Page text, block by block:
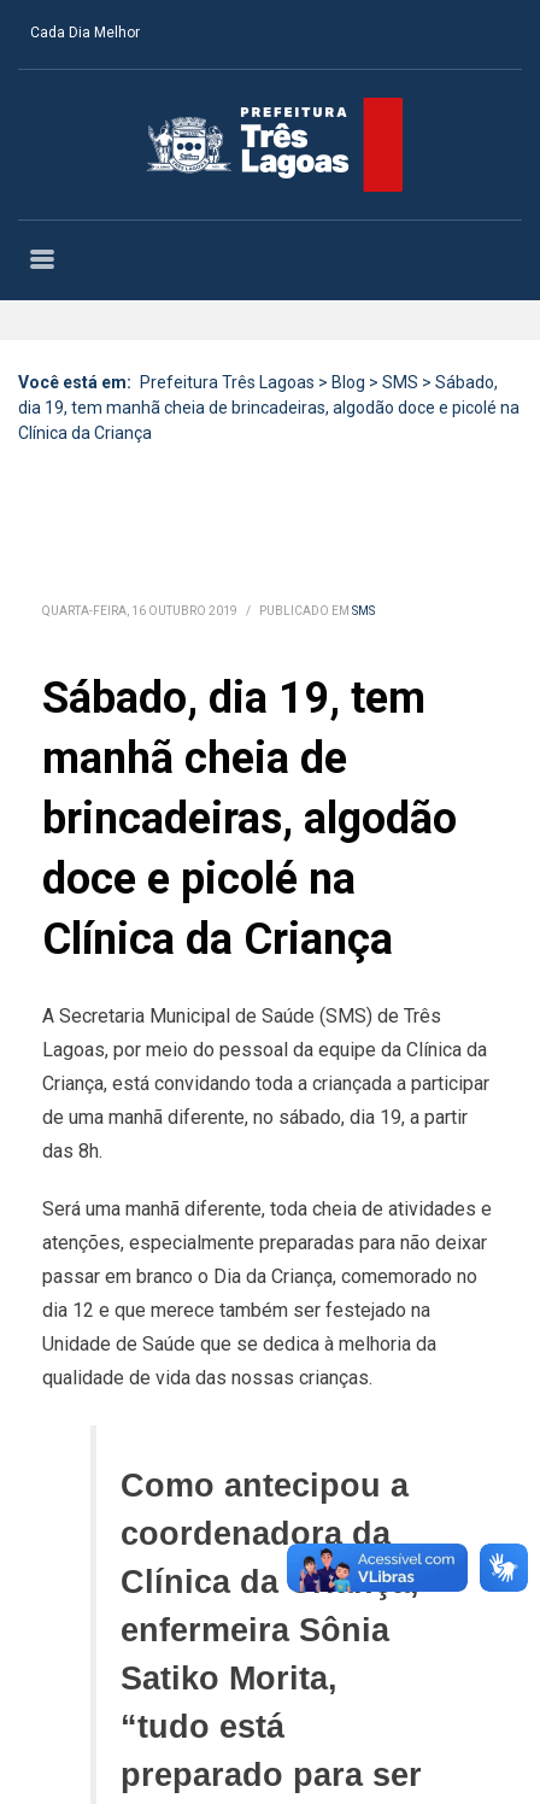
Cada Dia Melhor
Você está em: Prefeitura Três Lagoas > Blog > SMS > Sábado,
dia 19, tem manhã cheia de brincadeiras, algodão doce e picolé na
Clínica da Criança
QUARTA-FEIRA, 16 OUTUBRO 2019 / PUBLICADO EM SMS
Sábado, dia 19, tem
manhã cheia de
brincadeiras, algodão
doce e picolé na
Clínica da Criança
A Secretaria Municipal de Saúde (SMS) de Três
Lagoas, por meio do pessoal da equipe da Clínica da
Criança, está convidando toda a criançada a participar
de uma manhã diferente, no sábado, dia 19, a partir
das 8h.
Será uma manhã diferente, toda cheia de atividades e
atenções, especialmente preparadas para não deixar
passar em branco o Dia da Criança, comemorado no
dia 12 e que merece também ser festejado na
Unidade de Saúde que se dedica à melhoria da
qualidade de vida das nossas crianças.
Como antecipou a
coordenadora da
Clínica da Criança,
enfermeira Sônia
Satiko Morita,
“tudo está
preparado para ser